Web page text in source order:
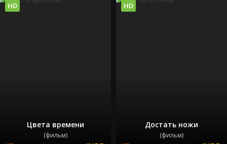
Цвета времени
(фильм)
HD
Достать ножи
(фильм)
HD